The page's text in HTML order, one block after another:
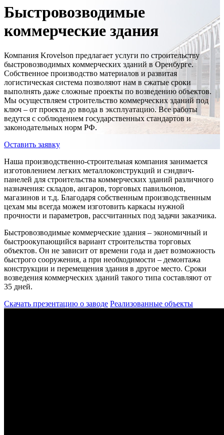
Быстровозводимые
коммерческие здания
Компания Krovelson предлагает услуги по строительству
быстровозводимых коммерческих зданий в Оренбурге.
Собственное производство материалов и развитая
логистическая система позволяют нам в сжатые сроки
выполнять даже сложные проекты по возведению объектов.
Мы осуществляем строительство коммерческих зданий под
ключ – от проекта до ввода в эксплуатацию. Все работы
ведутся с соблюдением государственных стандартов и
законодательных норм РФ.
Оставить заявку
Наша производственно-строительная компания занимается
изготовлением легких металлоконструкций и сэндвич-
панелей для строительства коммерческих зданий различного
назначения: складов, ангаров, торговых павильонов,
магазинов и т.д. Благодаря собственным производственным
цехам мы всегда можем изготовить каркасы нужной
прочности и параметров, рассчитанных под задачи заказчика.
Быстровозводимые коммерческие здания – экономичный и
быстроокупающийся вариант строительства торговых
объектов. Он не зависит от времени года и дает возможность
быстрого сооружения, а при необходимости – демонтажа
конструкции и перемещения здания в другое место. Сроки
возведения коммерческих зданий такого типа составляют от
35 дней.
Скачать презентацию о заводе Реализованные объекты